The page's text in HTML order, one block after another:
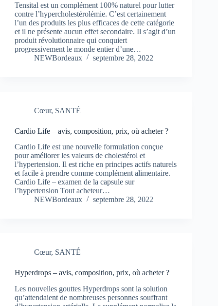
Tensital est un complément 100% naturel pour lutter
contre l’hypercholestérolémie. C’est certainement
l’un des produits les plus efficaces de cette catégorie
et il ne présente aucun effet secondaire. Il s’agit d’un
produit révolutionnaire qui conquiert
progressivement le monde entier d’une…
NEWBordeaux
septembre 28, 2022
Cœur, SANTÉ
Cardio Life – avis, composition, prix, où acheter ?
Cardio Life est une nouvelle formulation conçue
pour améliorer les valeurs de cholestérol et
l’hypertension. Il est riche en principes actifs naturels
et facile à prendre comme complément alimentaire.
Cardio Life – examen de la capsule sur
l’hypertension Tout acheteur…
NEWBordeaux
septembre 28, 2022
Cœur, SANTÉ
Hyperdrops – avis, composition, prix, où acheter ?
Les nouvelles gouttes Hyperdrops sont la solution
qu’attendaient de nombreuses personnes souffrant